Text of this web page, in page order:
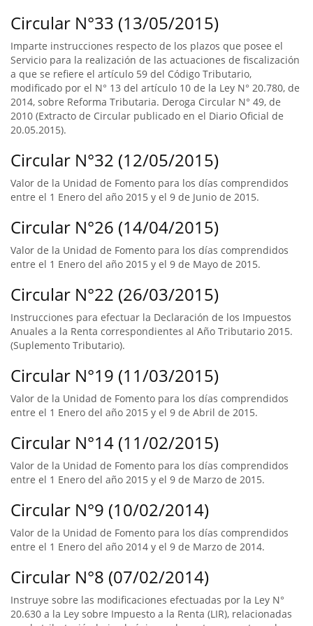
Circular N°33 (13/05/2015)
Imparte instrucciones respecto de los plazos que posee el
Servicio para la realización de las actuaciones de fiscalización
a que se refiere el artículo 59 del Código Tributario,
modificado por el N° 13 del artículo 10 de la Ley N° 20.780, de
2014, sobre Reforma Tributaria. Deroga Circular N° 49, de
2010 (Extracto de Circular publicado en el Diario Oficial de
20.05.2015).
Circular N°32 (12/05/2015)
Valor de la Unidad de Fomento para los días comprendidos
entre el 1 Enero del año 2015 y el 9 de Junio de 2015.
Circular N°26 (14/04/2015)
Valor de la Unidad de Fomento para los días comprendidos
entre el 1 Enero del año 2015 y el 9 de Mayo de 2015.
Circular N°22 (26/03/2015)
Instrucciones para efectuar la Declaración de los Impuestos
Anuales a la Renta correspondientes al Año Tributario 2015.
(Suplemento Tributario).
Circular N°19 (11/03/2015)
Valor de la Unidad de Fomento para los días comprendidos
entre el 1 Enero del año 2015 y el 9 de Abril de 2015.
Circular N°14 (11/02/2015)
Valor de la Unidad de Fomento para los días comprendidos
entre el 1 Enero del año 2015 y el 9 de Marzo de 2015.
Circular N°9 (10/02/2014)
Valor de la Unidad de Fomento para los días comprendidos
entre el 1 Enero del año 2014 y el 9 de Marzo de 2014.
Circular N°8 (07/02/2014)
Instruye sobre las modificaciones efectuadas por la Ley N°
20.630 a la Ley sobre Impuesto a la Renta (LIR), relacionadas